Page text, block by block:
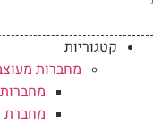
קטגוריות
מחברות
מחברת